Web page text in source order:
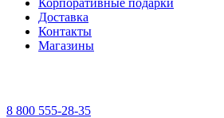
Корпоративные подарки
Доставка
Контакты
Магазины
8 800 555-28-35